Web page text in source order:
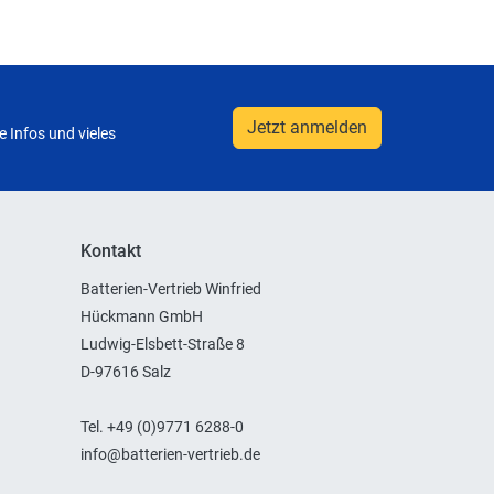
Infos und vieles Jetzt anmelden
Kontakt
Batterien-Vertrieb Winfried
Hückmann GmbH
Ludwig-Elsbett-Straße 8
D-97616 Salz
Tel. +49 (0)9771 6288-0
info@batterien-vertrieb.de